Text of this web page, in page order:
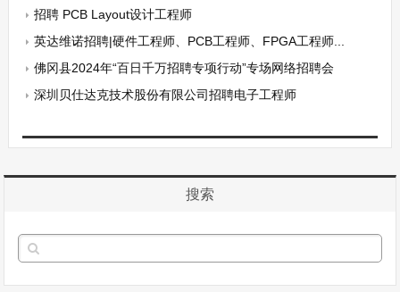
招聘 PCB Layout设计工程师
英达维诺招聘|硬件工程师、PCB工程师、FPGA工程师...
佛冈县2024年“百日千万招聘专项行动”专场网络招聘会
深圳贝仕达克技术股份有限公司招聘电子工程师
搜索